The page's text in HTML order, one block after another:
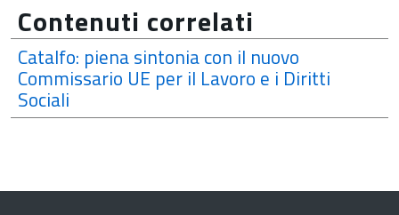
Contenuti correlati
Catalfo: piena sintonia con il nuovo
Commissario UE per il Lavoro e i Diritti
Sociali